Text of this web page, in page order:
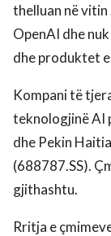
thelluan në vitin
OpenAI dhe
dhe produktet
Kompani të
teknologjinë AI
dhe Pekin
(688787.SS).
gjithashtu.
Rritja e